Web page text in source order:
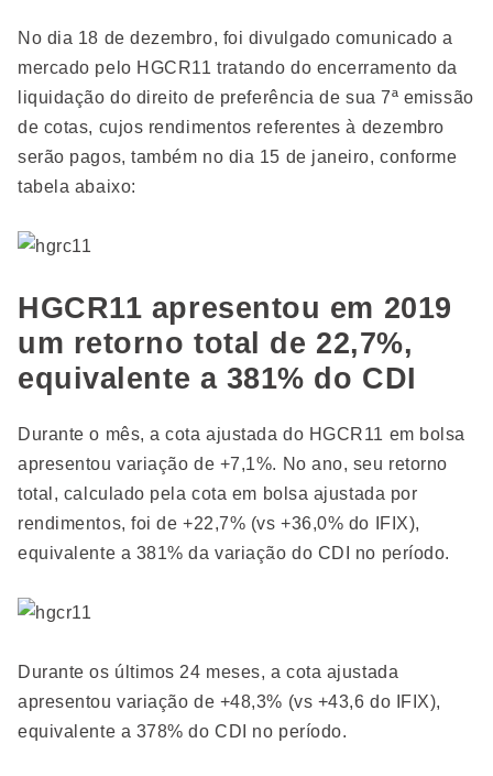
No dia 18 de dezembro, foi divulgado comunicado a
mercado pelo HGCR11 tratando do encerramento da
liquidação do direito de preferência de sua 7ª emissão
de cotas, cujos rendimentos referentes à dezembro
serão pagos, também no dia 15 de janeiro, conforme
tabela abaixo:
HGCR11 apresentou em 2019
um retorno total de 22,7%,
equivalente a 381% do CDI
Durante o mês, a cota ajustada do HGCR11 em bolsa
apresentou variação de +7,1%. No ano, seu retorno
total, calculado pela cota em bolsa ajustada por
rendimentos, foi de +22,7% (vs +36,0% do IFIX),
equivalente a 381% da variação do CDI no período.
Durante os últimos 24 meses, a cota ajustada
apresentou variação de +48,3% (vs +43,6 do IFIX),
equivalente a 378% do CDI no período.